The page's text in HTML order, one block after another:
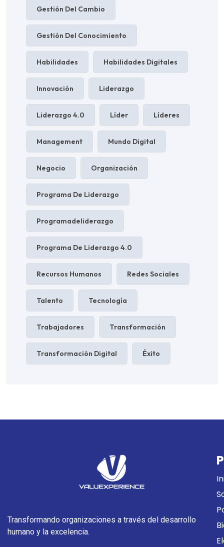
Gestión Del Cambio
Gestión Del Conocimiento
Habilidades Habilidades Digitales
Innovación Liderazgo
Liderazgo 4.0 Líder Líderes
Management Mundo Digital
Negocio Organización
Programa De Liderazgo
Programadeliderazgo
Programa De Liderazgo 4.0
Recursos Humanos Redes Sociales
Talento Tecnología
Trabajadores Transformación
Transformación Digital Éxito
Transformando organizaciones a través del desarrollo
humano y la excelencia.